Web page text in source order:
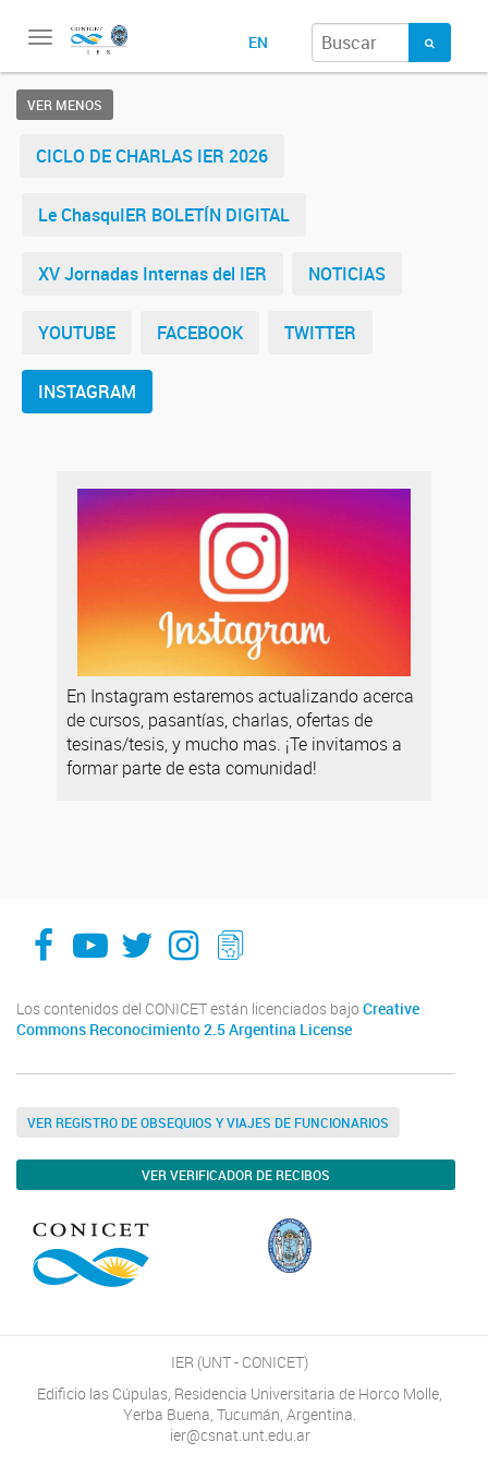
Toggle
EN
VER MENOS
CICLO DE CHARLAS IER 2026
Le ChasquIER BOLETÍN DIGITAL
XV Jornadas Internas del IER NOTICIAS
YOUTUBE FACEBOOK TWITTER
INSTAGRAM
En Instagram estaremos actualizando acerca
de cursos, pasantías, charlas, ofertas de
tesinas/tesis, y mucho mas. ¡Te invitamos a
formar parte de esta comunidad!
facebook
youtube
Twitter
Instagram
LeChasquier Boletin Digital 70
Los contenidos del CONICET están licenciados bajo Creative
Commons Reconocimiento 2.5 Argentina License
VER REGISTRO DE OBSEQUIOS Y VIAJES DE FUNCIONARIOS
VER VERIFICADOR DE RECIBOS
IER (UNT - CONICET)
Edificio las Cúpulas, Residencia Universitaria de Horco Molle,
Yerba Buena, Tucumán, Argentina.
ier@csnat.unt.edu.ar